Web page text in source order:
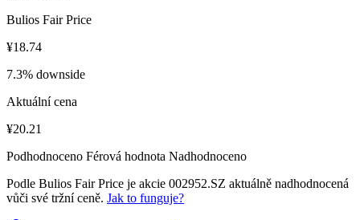
Bulios Fair Price
¥18.74
7.3% downside
Aktuální cena
¥20.21
Podhodnoceno Férová hodnota Nadhodnoceno
Podle Bulios Fair Price je akcie 002952.SZ aktuálně nadhodnocená
vůči své tržní ceně. Jak to funguje?